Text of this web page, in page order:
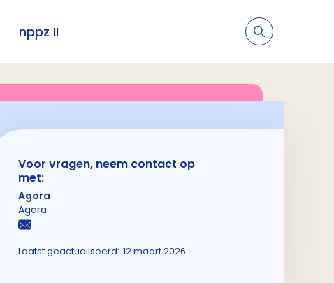
nppz II
Voor vragen, neem contact op
met:
Agora
Agora
Laatst geactualiseerd: 12 maart 2026